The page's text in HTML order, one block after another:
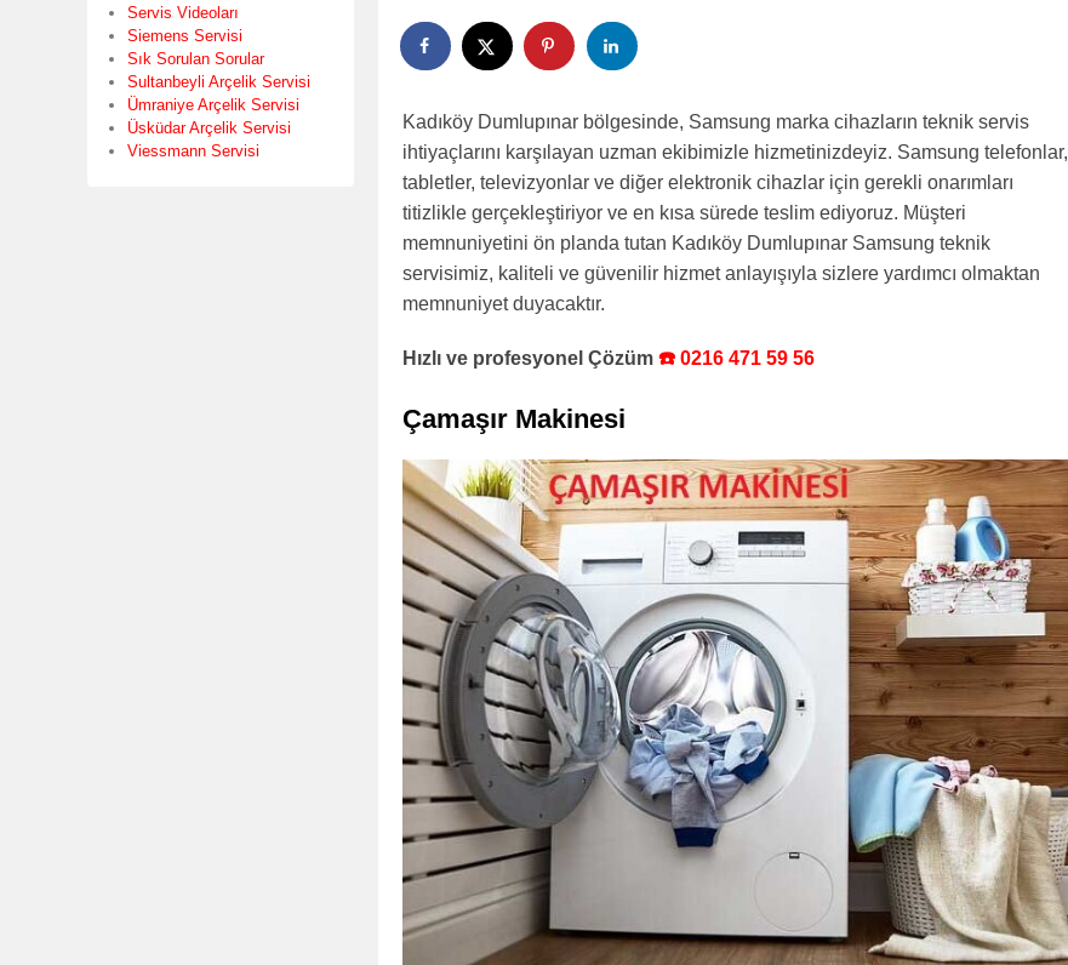
Kadıköy Dumlupınar bölgesinde, Samsung marka cihazların teknik servis
ihtiyaçlarını karşılayan uzman ekibimizle hizmetinizdeyiz. Samsung telefonlar,
tabletler, televizyonlar ve diğer elektronik cihazlar için gerekli onarımları
titizlikle gerçekleştiriyor ve en kısa sürede teslim ediyoruz. Müşteri
memnuniyetini ön planda tutan Kadıköy Dumlupınar Samsung teknik
servisimiz, kaliteli ve güvenilir hizmet anlayışıyla sizlere yardımcı olmaktan
memnuniyet duyacaktır.
Hızlı ve profesyonel Çözüm ☎️ 0216 471 59 56
Çamaşır Makinesi
Servis Videoları
Siemens Servisi
Sık Sorulan Sorular
Sultanbeyli Arçelik Servisi
Ümraniye Arçelik Servisi
Üsküdar Arçelik Servisi
Viessmann Servisi